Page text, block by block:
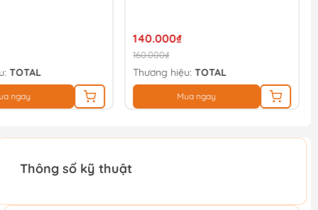
TOTAL
ngay
140.000₫
160.000₫
Thương hiệu:TOTAL
Mua ngay
Thông số kỹ thuật